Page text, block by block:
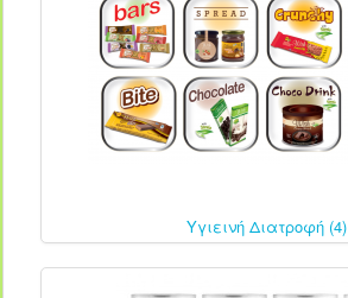
Υγιεινή Διατροφή (4)